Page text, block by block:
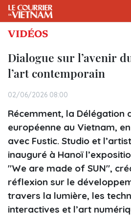
VIDÉOS
Dialogue sur l’avenir
l’art contemporain
02/06/2026 08:00
Récemment, la Délégation
européenne au Vietnam,
avec Fustic. Studio et
inauguré à Hanoï
"We are made of SUN",
réflexion sur le
travers la lumière, les
interactives et l’art